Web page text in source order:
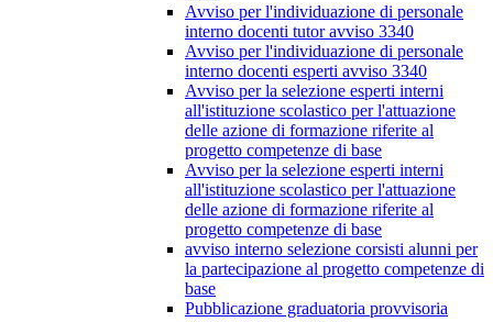
Avviso per l'individuazione di personale
interno docenti tutor avviso 3340
Avviso per l'individuazione di personale
interno docenti esperti avviso 3340
Avviso per la selezione esperti interni
all'istituzione scolastico per l'attuazione
delle azione di formazione riferite al
progetto competenze di base
Avviso per la selezione esperti interni
all'istituzione scolastico per l'attuazione
delle azione di formazione riferite al
progetto competenze di base
avviso interno selezione corsisti alunni per
la partecipazione al progetto competenze di
base
Pubblicazione graduatoria provvisoria